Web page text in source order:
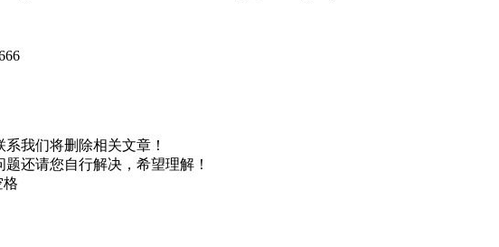
我们将删除相关文章！
还请您自行解决，希望理解！
格